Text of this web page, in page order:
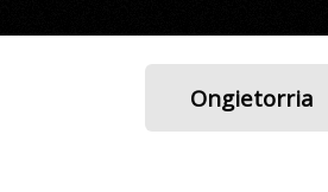
Ongietorria